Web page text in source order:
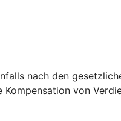
nach den
von